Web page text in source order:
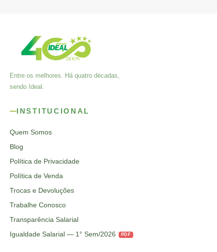
Entre os melhores. Há quatro décadas,
sendo Ideal.
INSTITUCIONAL
Quem Somos
Blog
Política de Privacidade
Política de Venda
Trocas e Devoluções
Trabalhe Conosco
Transparência Salarial
Igualdade Salarial — 1° Sem/2026
PDF